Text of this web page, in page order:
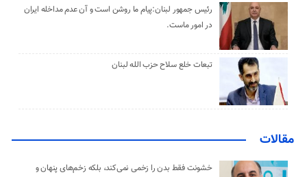
رئیس جمهور لبنان:پیام ما روشن است و آن عدم مداخله ایران
در امور ماست.
تبعات خلع سلاح حزب الله لبنان
مقالات
خشونت فقط بدن را زخمی نمی‌کند، بلکه زخم‌های پنهان و